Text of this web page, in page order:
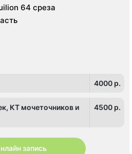
64 среза
4000 p.
КТ мочеточников и
4500 p.
запись